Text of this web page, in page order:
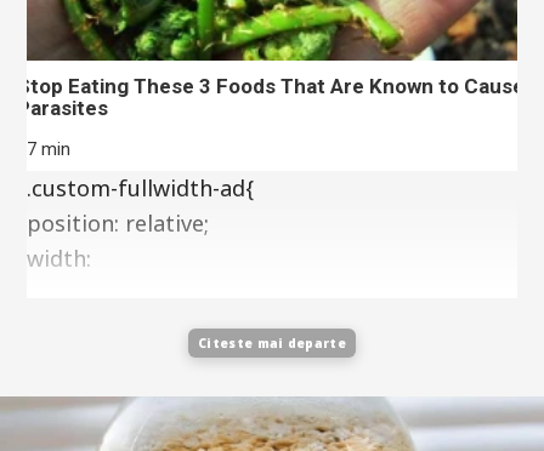
Stop Eating These 3 Foods That Are Known to Cause
Parasites
37 min
.custom-fullwidth-ad{
position: relative;
width:
Citeste mai departe